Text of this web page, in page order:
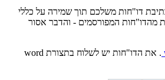
דו"חות משלכם תוך שמירה על כללי
מהדו"חות המפורסמים - והדבר אסור
. את הדו"חות יש לשלוח בתצורת word